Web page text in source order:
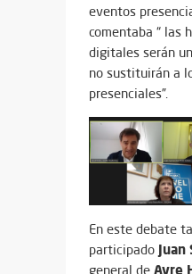
eventos
comentaba “ las
digitales serán
no sustituirán a
presenciales”.
En este debate
participado Juan
general de Ayre